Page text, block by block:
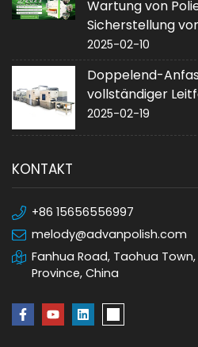
Wartung von
Sicherstellung
Leistung
2025-02-10
Doppelend-
vollständiger
Anwendungen
2025-02-19
KONTAKT
+86 15656556997
melody@advanpolish.com
Fanhua Road, Taohua Town,
Province, China